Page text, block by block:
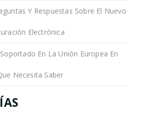
Y Respuestas Sobre El Nuevo
Electrónica
En La Unión Europea En
Necesita Saber